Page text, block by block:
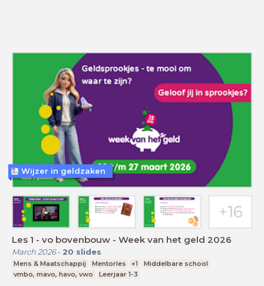
Les 1 - vo bovenbouw - Week van het geld 2026
March 2026- 20 slides
Mens & Maatschappij Mentorles +1
Middelbare school
vmbo, mavo, havo, vwo
Leerjaar 1-3
Wijzer in geldzaken